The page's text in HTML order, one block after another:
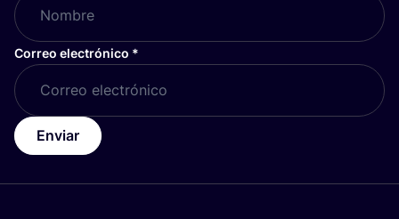
Correo electrónico *
Enviar